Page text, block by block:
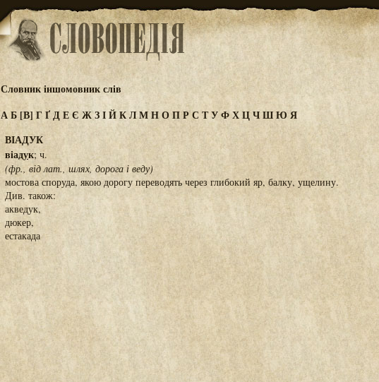
Словник іншомовник слів
АБ[В] Г ҐДЕЄ ЖЗІЙКЛМНОПРС ТУФХЦЧШЮ Я
ВІАДУК
віадук; ч.
(фр., від лат., шлях, дорога і веду)
мостова споруда, якою дорогу переводять через глибокий яр, балку, ущелину.
Див. також:
акведук,
дюкер,
естакада